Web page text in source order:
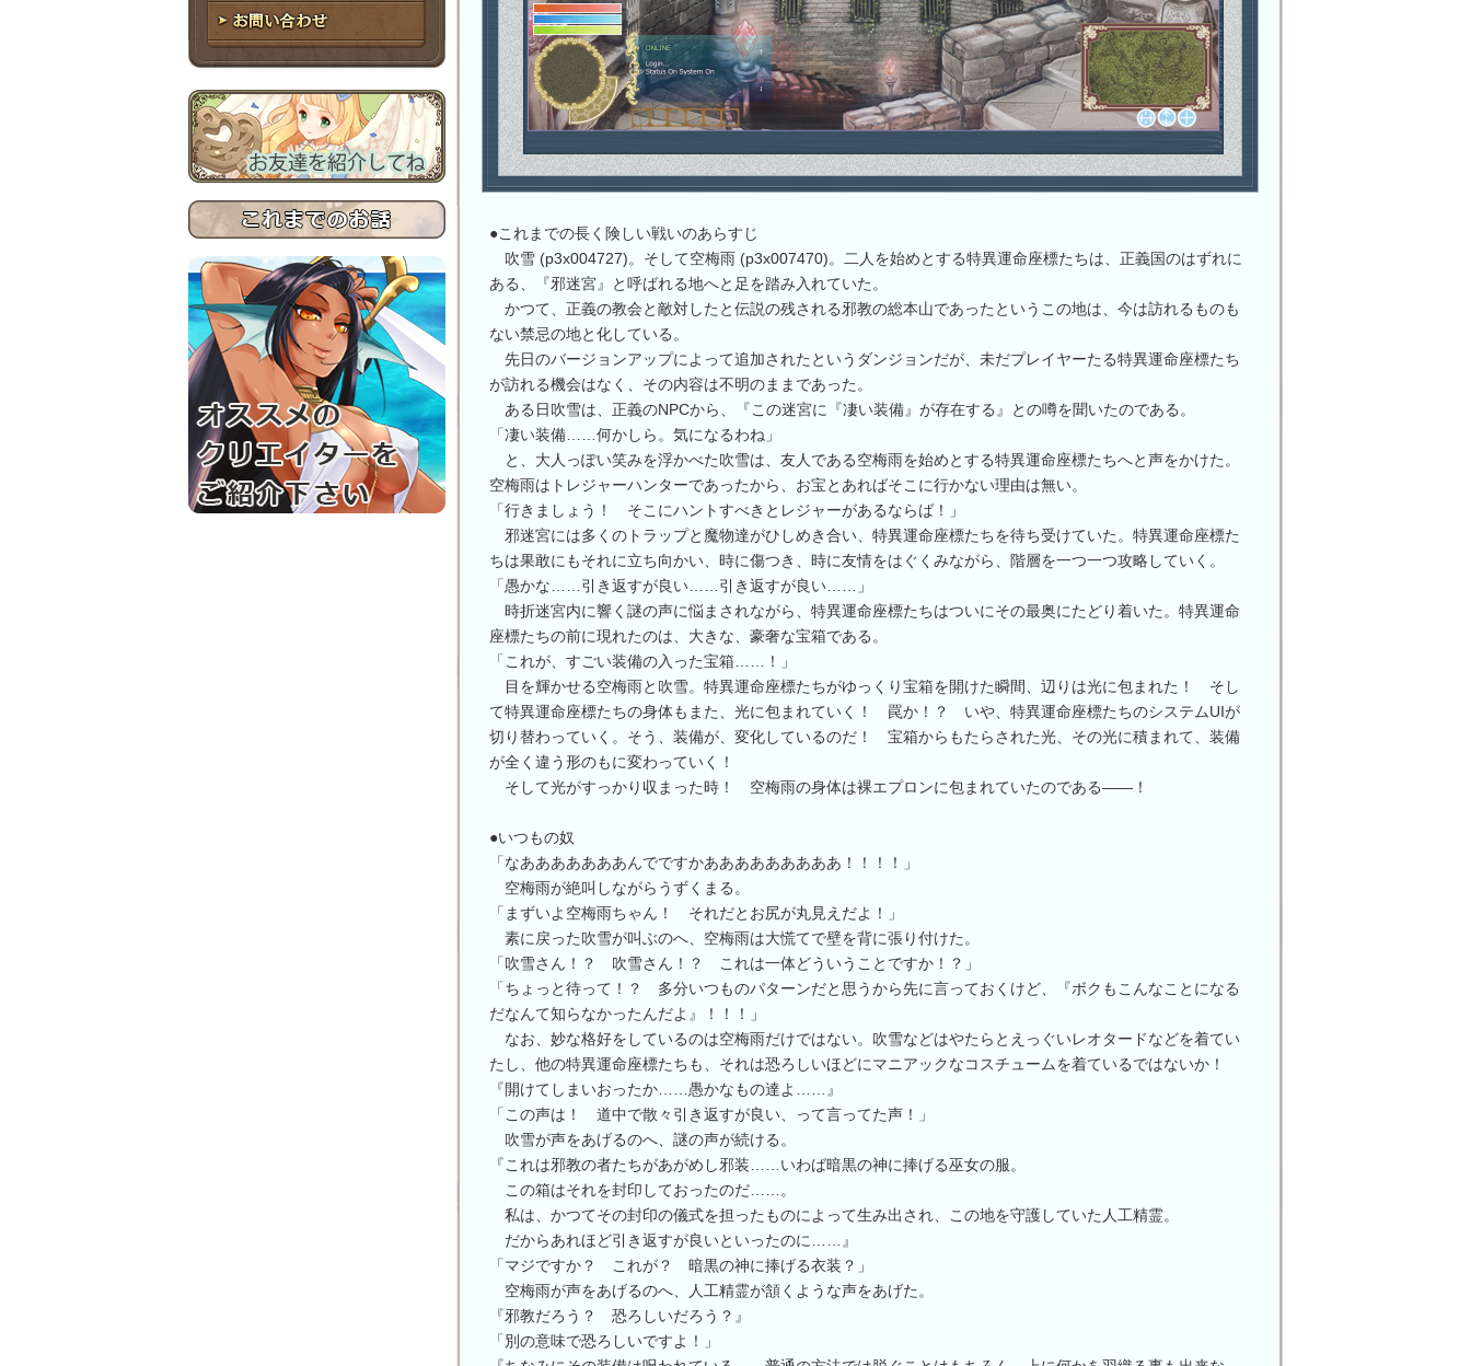
初めての方へ
お問い合わせ
●これまでの長く険しい戦いのあらすじ
吹雪 (p3x004727)。そして空梅雨 (p3x007470)。二人を始めとする特異運命座標たちは、正義国のはずれに
ある、『邪迷宮』と呼ばれる地へと足を踏み入れていた。
かつて、正義の教会と敵対したと伝説の残される邪教の総本山であったというこの地は、今は訪れるものも
ない禁忌の地と化している。
先日のバージョンアップによって追加されたというダンジョンだが、未だプレイヤーたる特異運命座標たち
が訪れる機会はなく、その内容は不明のままであった。
ある日吹雪は、正義のNPCから、『この迷宮に『凄い装備』が存在する』との噂を聞いたのである。
「凄い装備……何かしら。気になるわね」
と、大人っぽい笑みを浮かべた吹雪は、友人である空梅雨を始めとする特異運命座標たちへと声をかけた。
空梅雨はトレジャーハンターであったから、お宝とあればそこに行かない理由は無い。
「行きましょう！ そこにハントすべきとレジャーがあるならば！」
邪迷宮には多くのトラップと魔物達がひしめき合い、特異運命座標たちを待ち受けていた。特異運命座標た
ちは果敢にもそれに立ち向かい、時に傷つき、時に友情をはぐくみながら、階層を一つ一つ攻略していく。
「愚かな……引き返すが良い……引き返すが良い……」
時折迷宮内に響く謎の声に悩まされながら、特異運命座標たちはついにその最奥にたどり着いた。特異運命
座標たちの前に現れたのは、大きな、豪奢な宝箱である。
「これが、すごい装備の入った宝箱……！」
目を輝かせる空梅雨と吹雪。特異運命座標たちがゆっくり宝箱を開けた瞬間、辺りは光に包まれた！ そし
て特異運命座標たちの身体もまた、光に包まれていく！ 罠か！？ いや、特異運命座標たちのシステムUIが
切り替わっていく。そう、装備が、変化しているのだ！ 宝箱からもたらされた光、その光に積まれて、装備
が全く違う形のもに変わっていく！
そして光がすっかり収まった時！ 空梅雨の身体は裸エプロンに包まれていたのである――！
●いつもの奴
「なあああああああんでですかあああああああああ！！！！」
空梅雨が絶叫しながらうずくまる。
「まずいよ空梅雨ちゃん！ それだとお尻が丸見えだよ！」
素に戻った吹雪が叫ぶのへ、空梅雨は大慌てで壁を背に張り付けた。
「吹雪さん！？ 吹雪さん！？ これは一体どういうことですか！？」
「ちょっと待って！？ 多分いつものパターンだと思うから先に言っておくけど、『ボクもこんなことになる
だなんて知らなかったんだよ』！！！」
なお、妙な格好をしているのは空梅雨だけではない。吹雪などはやたらとえっぐいレオタードなどを着てい
たし、他の特異運命座標たちも、それは恐ろしいほどにマニアックなコスチュームを着ているではないか！
『開けてしまいおったか……愚かなもの達よ……』
「この声は！ 道中で散々引き返すが良い、って言ってた声！」
吹雪が声をあげるのへ、謎の声が続ける。
『これは邪教の者たちがあがめし邪装……いわば暗黒の神に捧げる巫女の服。
この箱はそれを封印しておったのだ……。
私は、かつてその封印の儀式を担ったものによって生み出され、この地を守護していた人工精霊。
だからあれほど引き返すが良いといったのに……』
「マジですか？ これが？ 暗黒の神に捧げる衣装？」
空梅雨が声をあげるのへ、人工精霊が頷くような声をあげた。
『邪教だろう？ 恐ろしいだろう？』
「別の意味で恐ろしいですよ！」